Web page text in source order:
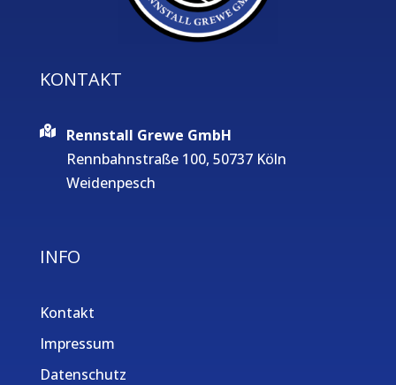
KONTAKT
Rennstall Grewe GmbH
Rennbahnstraße 100, 50737 Köln
Weidenpesch
INFO
Kontakt
Impressum
Datenschutz